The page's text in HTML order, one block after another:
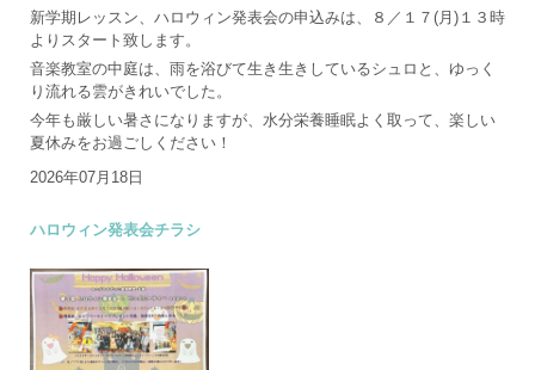
新学期レッスン、ハロウィン発表会の申込みは、８／１７(月)１３時
よりスタート致します。
音楽教室の中庭は、雨を浴びて生き生きしているシュロと、ゆっく
り流れる雲がきれいでした。
今年も厳しい暑さになりますが、水分栄養睡眠よく取って、楽しい
夏休みをお過ごしください！
2026年07月18日
ハロウィン発表会チラシ